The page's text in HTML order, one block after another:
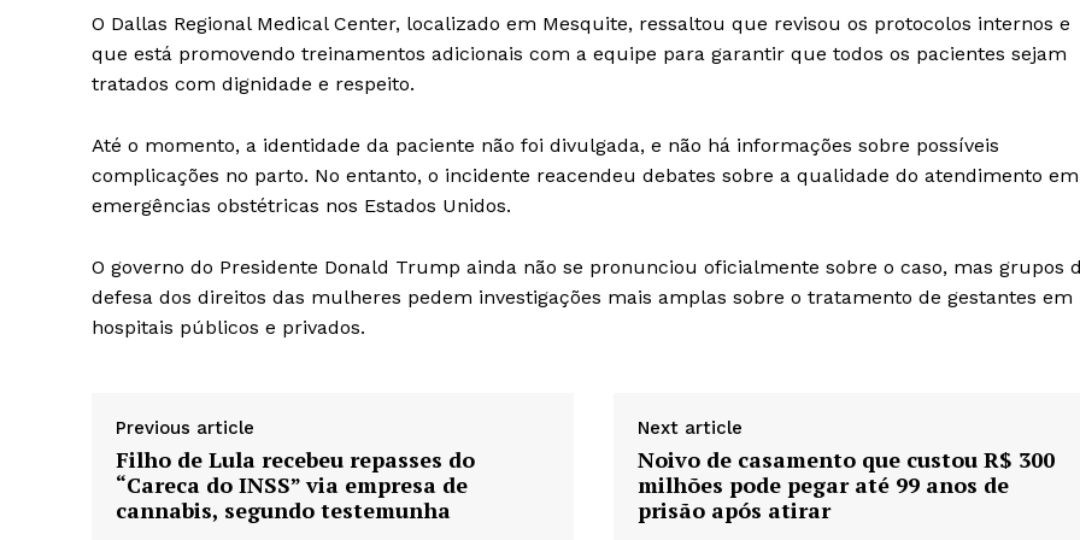
O Dallas Regional Medical Center, localizado em Mesquite, ressaltou que revisou os protocolos internos e
que está promovendo treinamentos adicionais com a equipe para garantir que todos os pacientes sejam
tratados com dignidade e respeito.
Até o momento, a identidade da paciente não foi divulgada, e não há informações sobre possíveis
complicações no parto. No entanto, o incidente reacendeu debates sobre a qualidade do atendimento em
emergências obstétricas nos Estados Unidos.
O governo do Presidente Donald Trump ainda não se pronunciou oficialmente sobre o caso, mas grupos
defesa dos direitos das mulheres pedem investigações mais amplas sobre o tratamento de gestantes em
hospitais públicos e privados.
Previous article
Filho de Lula recebeu repasses do
“Careca do INSS” via empresa de
cannabis, segundo testemunha
Next article
Noivo de casamento que custou R$ 300
milhões pode pegar até 99 anos de
prisão após atirar